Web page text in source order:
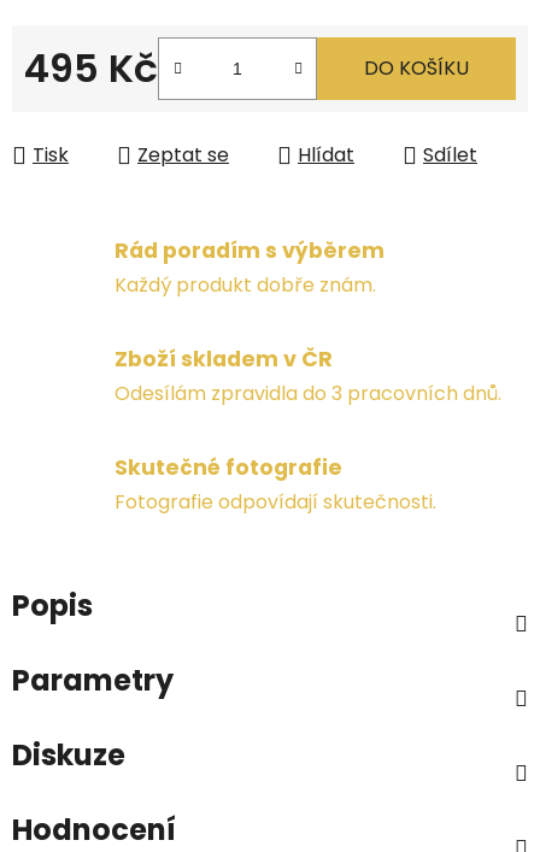
495 Kč DO KOŠÍKU
Tisk Zeptat se Hlídat Sdílet
Rád poradím s výběrem
Každý produkt dobře znám.
Zboží skladem v ČR
Odesílám zpravidla do 3 pracovních dnů.
Skutečné fotografie
Fotografie odpovídají skutečnosti.
Popis
Parametry
Diskuze
Hodnocení